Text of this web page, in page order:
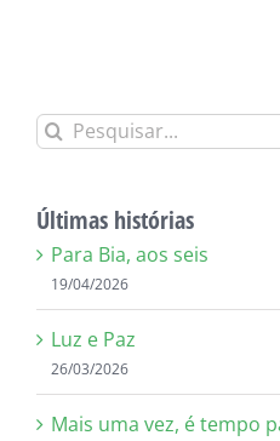
Buscar
Últimas histórias
Para Bia, aos seis
19/04/2026
Luz e Paz
26/03/2026
Mais uma vez, é tempo